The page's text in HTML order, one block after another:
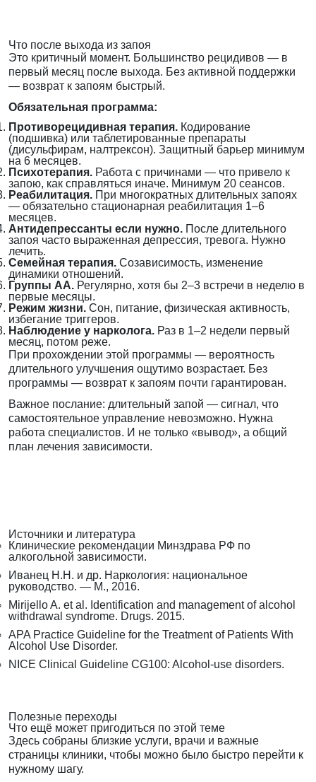
Что после выхода из запоя
Это критичный момент. Большинство рецидивов — в
первый месяц после выхода. Без активной поддержки
— возврат к запоям быстрый.
Обязательная программа:
Противорецидивная терапия. Кодирование
(подшивка) или таблетированные препараты
(дисульфирам, налтрексон). Защитный барьер минимум
на 6 месяцев.
Психотерапия. Работа с причинами — что привело к
запою, как справляться иначе. Минимум 20 сеансов.
Реабилитация. При многократных длительных запоях
— обязательно стационарная реабилитация 1–6
месяцев.
Антидепрессанты если нужно. После длительного
запоя часто выраженная депрессия, тревога. Нужно
лечить.
Семейная терапия. Созависимость, изменение
динамики отношений.
Группы АА. Регулярно, хотя бы 2–3 встречи в неделю в
первые месяцы.
Режим жизни. Сон, питание, физическая активность,
избегание триггеров.
Наблюдение у нарколога. Раз в 1–2 недели первый
месяц, потом реже.
При прохождении этой программы — вероятность
длительного улучшения ощутимо возрастает. Без
программы — возврат к запоям почти гарантирован.
Важное послание: длительный запой — сигнал, что
самостоятельное управление невозможно. Нужна
работа специалистов. И не только «вывод», а общий
план лечения зависимости.
Источники и литература
Клинические рекомендации Минздрава РФ по
алкогольной зависимости.
Иванец Н.Н. и др. Наркология: национальное
руководство. — М., 2016.
Mirijello A. et al. Identification and management of alcohol
withdrawal syndrome. Drugs. 2015.
APA Practice Guideline for the Treatment of Patients With
Alcohol Use Disorder.
NICE Clinical Guideline CG100: Alcohol-use disorders.
Полезные переходы
Что ещё может пригодиться по этой теме
Здесь собраны близкие услуги, врачи и важные
страницы клиники, чтобы можно было быстро перейти к
нужному шагу.